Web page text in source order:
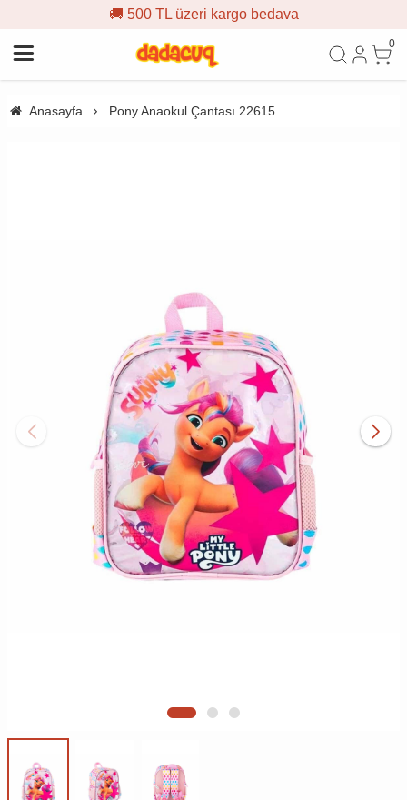
🚚 500 TL üzeri kargo bedava
0
Anasayfa Pony Anaokul Çantası 22615